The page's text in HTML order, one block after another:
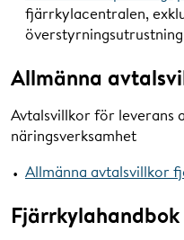
fjärrkylacentralen,
Allmänna
Avtalsvillkor för leverans
näringsverksamhet
Allmänna avtalsvillkor
Fjärrkylahandbok